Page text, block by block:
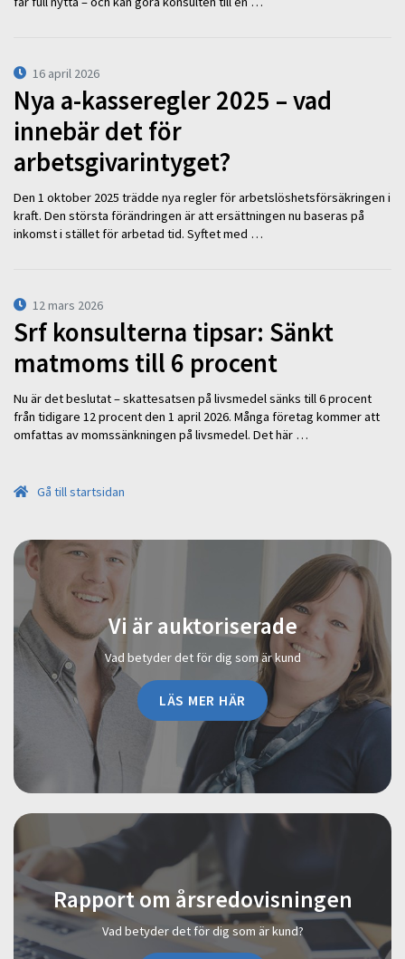
16 april 2026
Nya a-kasseregler 2025 – vad
innebär det för
arbetsgivarintyget?
Den 1 oktober 2025 trädde nya regler för arbetslöshetsförsäkringen i
kraft. Den största förändringen är att ersättningen nu baseras på
inkomst i stället för arbetad tid. Syftet med …
12 mars 2026
Srf konsulterna tipsar: Sänkt
matmoms till 6 procent
Nu är det beslutat – skattesatsen på livsmedel sänks till 6 procent
från tidigare 12 procent den 1 april 2026. Många företag kommer att
omfattas av momssänkningen på livsmedel. Det här …
Gå till startsidan
Vi är auktoriserade
Vad betyder det för dig som är kund
LÄS MER HÄR
Rapport om årsredovisningen
Vad betyder det för dig som är kund?